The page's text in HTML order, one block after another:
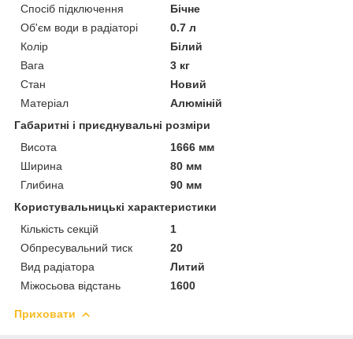
Спосіб підключення
Бічне
Об'єм води в радіаторі
0.7 л
Колір
Білий
Вага
3 кг
Стан
Новий
Матеріал
Алюміній
Габаритні і приєднувальні розміри
Висота
1666 мм
Ширина
80 мм
Глибина
90 мм
Користувальницькі характеристики
Кількість секцій
1
Обпресувальний тиск
20
Вид радіатора
Литий
Міжосьова відстань
1600
Приховати